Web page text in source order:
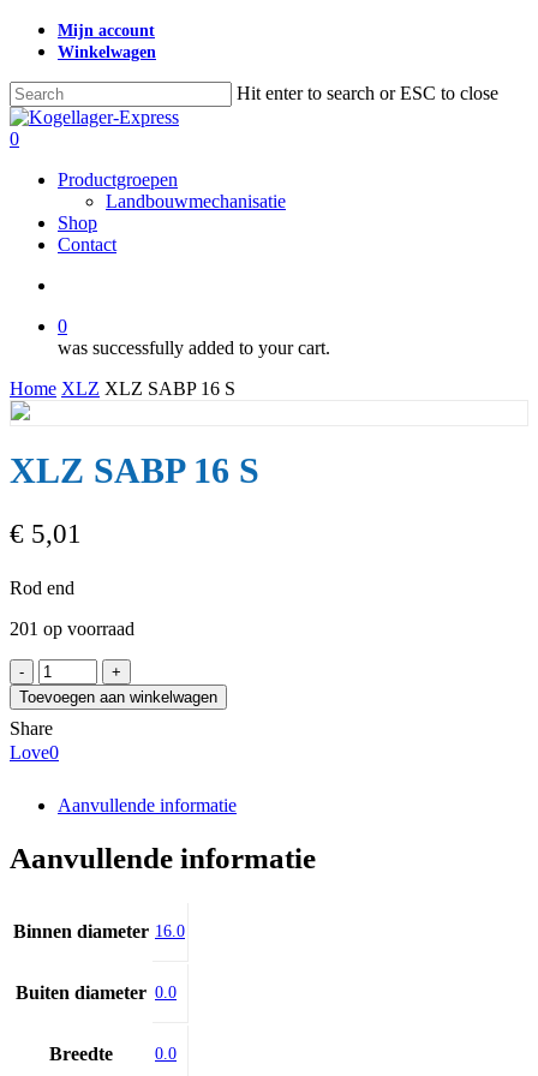
Skip
content
Mijn account
Winkelwagen
Hit enter to search or ESC to close
Close
Search
search
0
Productgroepen
Landbouwmechanisatie
Shop
Contact
0
was successfully added to your cart.
Home XLZ XLZ SABP 16 S
XLZ SABP 16 S
€ 5,01
Rod end
201 op voorraad
XLZ
SABP
16
S
aantal
Toevoegen aan winkelwagen
Share
Love0
Aanvullende informatie
Aanvullende informatie
Binnen diameter 16.0
Buiten diameter 0.0
Breedte 0.0